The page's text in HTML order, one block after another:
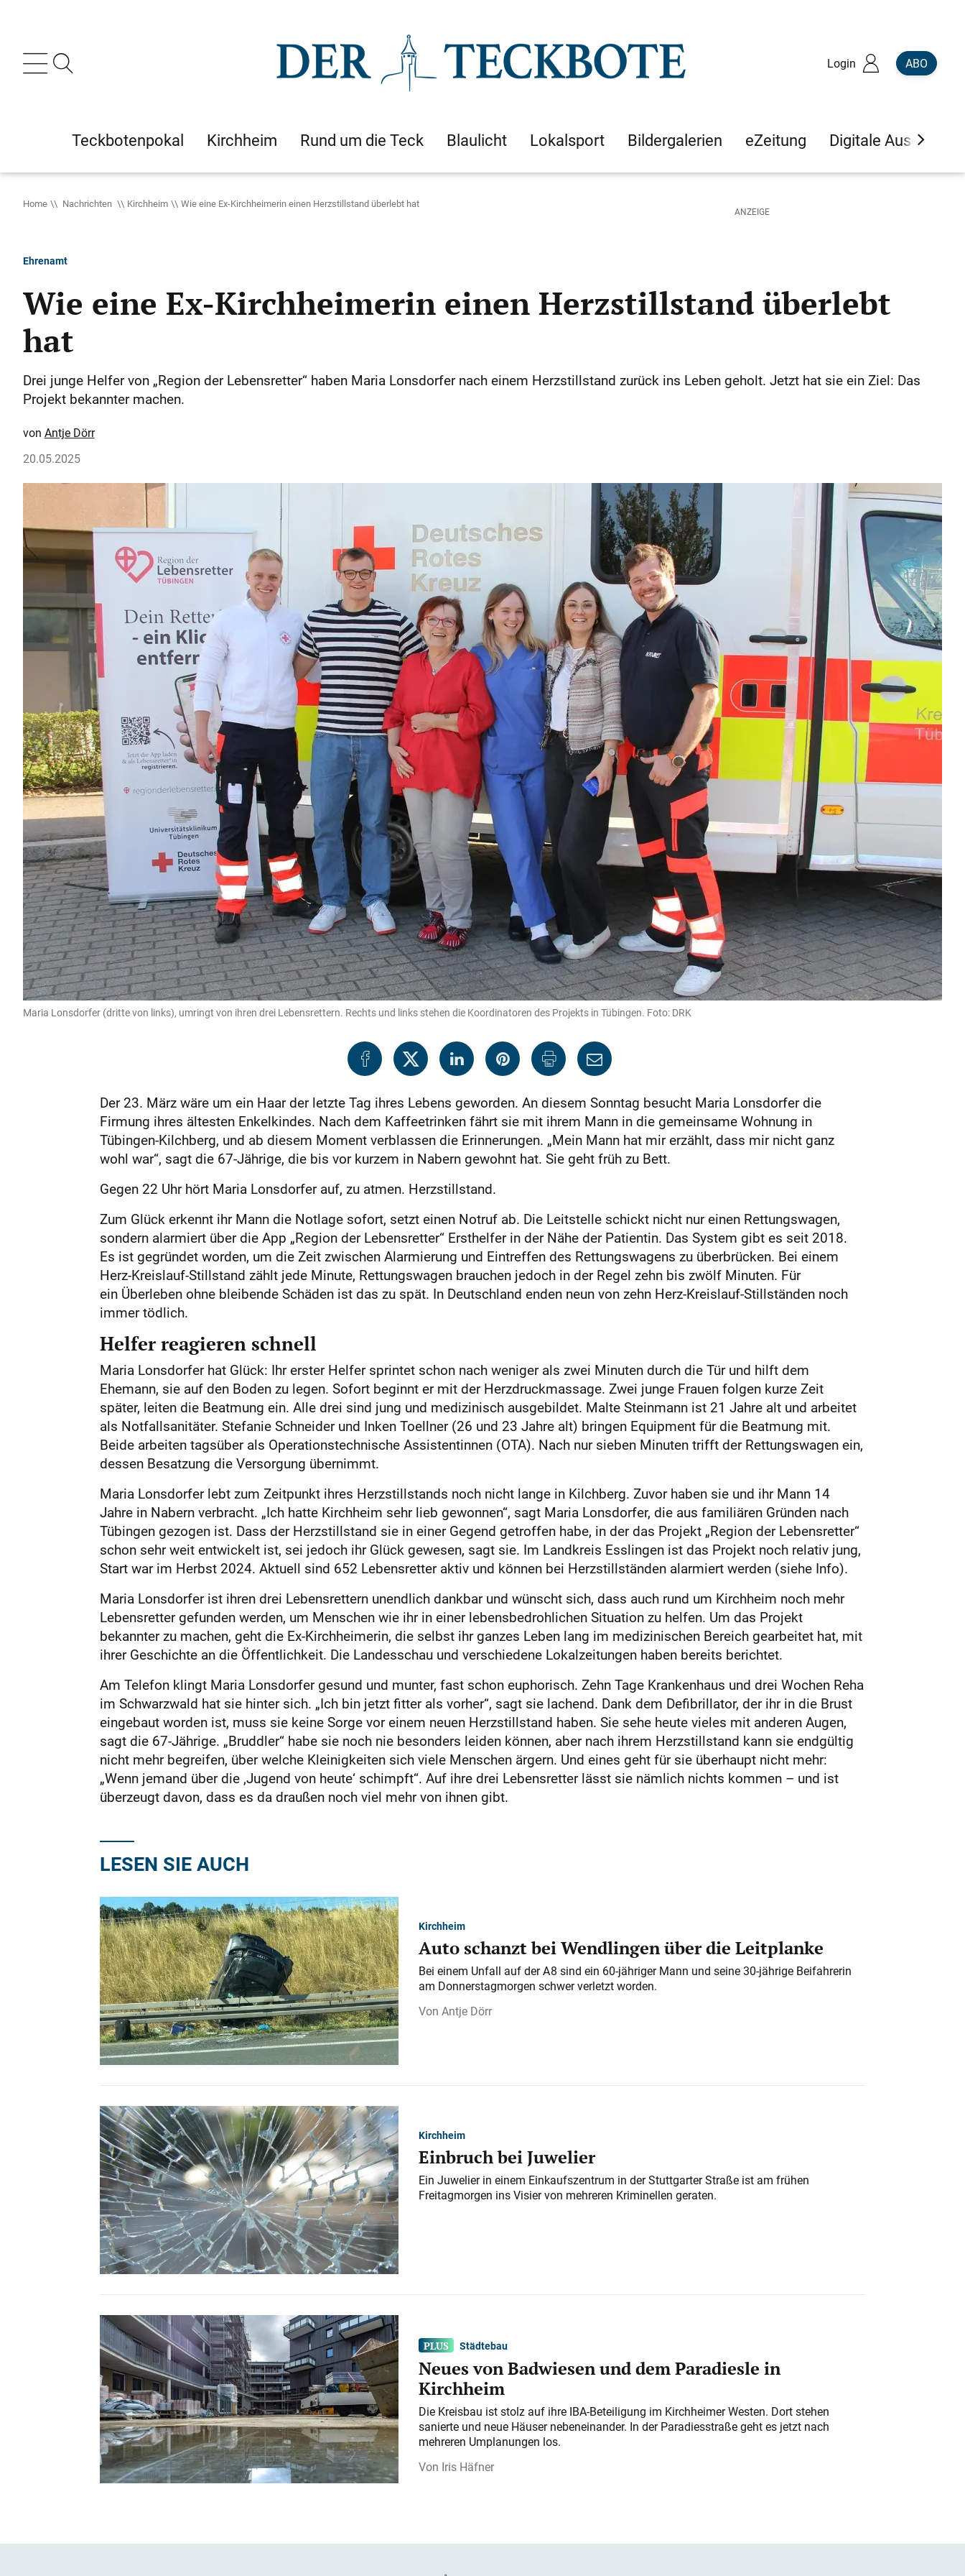
Login ABO
Teckbotenpokal Kirchheim Rund um die Teck Blaulicht Lokalsport Bildergalerien eZeitung Digitale Ausgaben
Home Nachrichten Kirchheim Wie eine Ex-Kirchheimerin einen Herzstillstand überlebt hat
Ehrenamt
Wie eine Ex-Kirchheimerin einen Herzstillstand überlebt
hat
Drei junge Helfer von „Region der Lebensretter“ haben Maria Lonsdorfer nach einem Herzstillstand zurück ins Leben geholt. Jetzt hat sie ein Ziel: Das
Projekt bekannter machen.
Antje Dörr
20.05.2025
Maria Lonsdorfer (dritte von links), umringt von ihren drei Lebensrettern. Rechts und links stehen die Koordinatoren des Projekts in Tübingen. Foto: DRK
Der 23. März wäre um ein Haar der letzte Tag ihres Lebens geworden. An diesem Sonntag besucht Maria Lonsdorfer die
Firmung ihres ältesten Enkelkindes. Nach dem Kaffeetrinken fährt sie mit ihrem Mann in die gemeinsame Wohnung in
Tübingen-Kilchberg, und ab diesem Moment verblassen die Erinnerungen. „Mein Mann hat mir erzählt, dass mir nicht ganz
wohl war“, sagt die 67-Jährige, die bis vor kurzem in Nabern gewohnt hat. Sie geht früh zu Bett.
Gegen 22 Uhr hört Maria Lonsdorfer auf, zu atmen. Herzstillstand.
Zum Glück erkennt ihr Mann die Notlage sofort, setzt einen Notruf ab. Die Leitstelle schickt nicht nur einen Rettungswagen,
sondern alarmiert über die App „Region der Lebensretter“ Ersthelfer in der Nähe der Patientin. Das System gibt es seit 2018.
Es ist gegründet worden, um die Zeit zwischen Alarmierung und Eintreffen des Rettungswagens zu überbrücken. Bei einem
Herz-Kreislauf-Stillstand zählt jede Minute, Rettungswagen brauchen jedoch in der Regel zehn bis zwölf Minuten. Für
ein Überleben ohne bleibende Schäden ist das zu spät. In Deutschland enden neun von zehn Herz-Kreislauf-Stillständen noch
immer tödlich.
Helfer reagieren schnell
Maria Lonsdorfer hat Glück: Ihr erster Helfer sprintet schon nach weniger als zwei Minuten durch die Tür und hilft dem
Ehemann, sie auf den Boden zu legen. Sofort beginnt er mit der Herzdruckmassage. Zwei junge Frauen folgen kurze Zeit
später, leiten die Beatmung ein. Alle drei sind jung und medizinisch ausgebildet. Malte Steinmann ist 21 Jahre alt und arbeitet
als Notfallsanitäter. Stefanie Schneider und Inken Toellner (26 und 23 Jahre alt) bringen Equipment für die Beatmung mit.
Beide arbeiten tagsüber als Operationstechnische Assistentinnen (OTA). Nach nur sieben Minuten trifft der Rettungswagen ein,
dessen Besatzung die Versorgung übernimmt.
Maria Lonsdorfer lebt zum Zeitpunkt ihres Herzstillstands noch nicht lange in Kilchberg. Zuvor haben sie und ihr Mann 14
Jahre in Nabern verbracht. „Ich hatte Kirchheim sehr lieb gewonnen“, sagt Maria Lonsdorfer, die aus familiären Gründen nach
Tübingen gezogen ist. Dass der Herzstillstand sie in einer Gegend getroffen habe, in der das Projekt „Region der Lebensretter“
schon sehr weit entwickelt ist, sei jedoch ihr Glück gewesen, sagt sie. Im Landkreis Esslingen ist das Projekt noch relativ jung,
Start war im Herbst 2024. Aktuell sind 652 Lebensretter aktiv und können bei Herzstillständen alarmiert werden (siehe Info).
Maria Lonsdorfer ist ihren drei Lebensrettern unendlich dankbar und wünscht sich, dass auch rund um Kirchheim noch mehr
Lebensretter gefunden werden, um Menschen wie ihr in einer lebensbedrohlichen Situation zu helfen. Um das Projekt
bekannter zu machen, geht die Ex-Kirchheimerin, die selbst ihr ganzes Leben lang im medizinischen Bereich gearbeitet hat, mit
ihrer Geschichte an die Öffentlichkeit. Die Landesschau und verschiedene Lokalzeitungen haben bereits berichtet.
Am Telefon klingt Maria Lonsdorfer gesund und munter, fast schon euphorisch. Zehn Tage Krankenhaus und drei Wochen Reha
im Schwarzwald hat sie hinter sich. „Ich bin jetzt fitter als vorher“, sagt sie lachend. Dank dem Defibrillator, der ihr in die Brust
eingebaut worden ist, muss sie keine Sorge vor einem neuen Herzstillstand haben. Sie sehe heute vieles mit anderen Augen,
sagt die 67-Jährige. „Bruddler“ habe sie noch nie besonders leiden können, aber nach ihrem Herzstillstand kann sie endgültig
nicht mehr begreifen, über welche Kleinigkeiten sich viele Menschen ärgern. Und eines geht für sie überhaupt nicht mehr:
„Wenn jemand über die ‚Jugend von heute‘ schimpft“. Auf ihre drei Lebensretter lässt sie nämlich nichts kommen – und ist
überzeugt davon, dass es da draußen noch viel mehr von ihnen gibt.
LESEN SIE AUCH
Kirchheim
Auto schanzt bei Wendlingen über die Leitplanke
Bei einem Unfall auf der A 8 sind ein 60-jähriger Mann und seine 30-jährige Beifahrerin
am Donnerstagmorgen schwer verletzt worden.
Antje Dörr
Kirchheim
Einbruch bei Juwelier
Ein Juwelier in einem Einkaufszentrum in der Stuttgarter Straße ist am frühen
Freitagmorgen ins Visier von mehreren Kriminellen geraten.
Städtebau
Neues von Badwiesen und dem Paradiesle in
Kirchheim
Die Kreisbau ist stolz auf ihre IBA-Beteiligung im Kirchheimer Westen. Dort stehen
sanierte und neue Häuser nebeneinander. In der Paradiesstraße geht es jetzt nach
mehreren Umplanungen los.
Iris Häfner